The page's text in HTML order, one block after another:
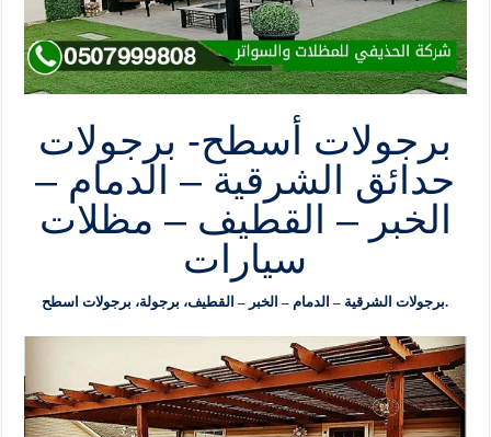
برجولات أسطح- برجولات
حدائق الشرقية – الدمام –
الخبر – القطيف – مظلات
سيارات
برجولات الشرقية – الدمام – الخبر – القطيف، برجولة، برجولات اسطح.